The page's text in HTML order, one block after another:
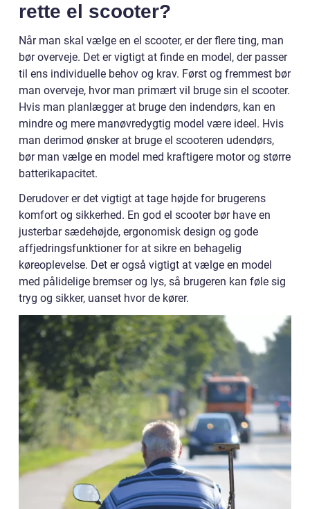
rette el scooter?
Når man skal vælge en el scooter, er der flere ting, man
bør overveje. Det er vigtigt at finde en model, der passer
til ens individuelle behov og krav. Først og fremmest bør
man overveje, hvor man primært vil bruge sin el scooter.
Hvis man planlægger at bruge den indendørs, kan en
mindre og mere manøvredygtig model være ideel. Hvis
man derimod ønsker at bruge el scooteren udendørs,
bør man vælge en model med kraftigere motor og større
batterikapacitet.
Derudover er det vigtigt at tage højde for brugerens
komfort og sikkerhed. En god el scooter bør have en
justerbar sædehøjde, ergonomisk design og gode
affjedringsfunktioner for at sikre en behagelig
køreoplevelse. Det er også vigtigt at vælge en model
med pålidelige bremser og lys, så brugeren kan føle sig
tryg og sikker, uanset hvor de kører.